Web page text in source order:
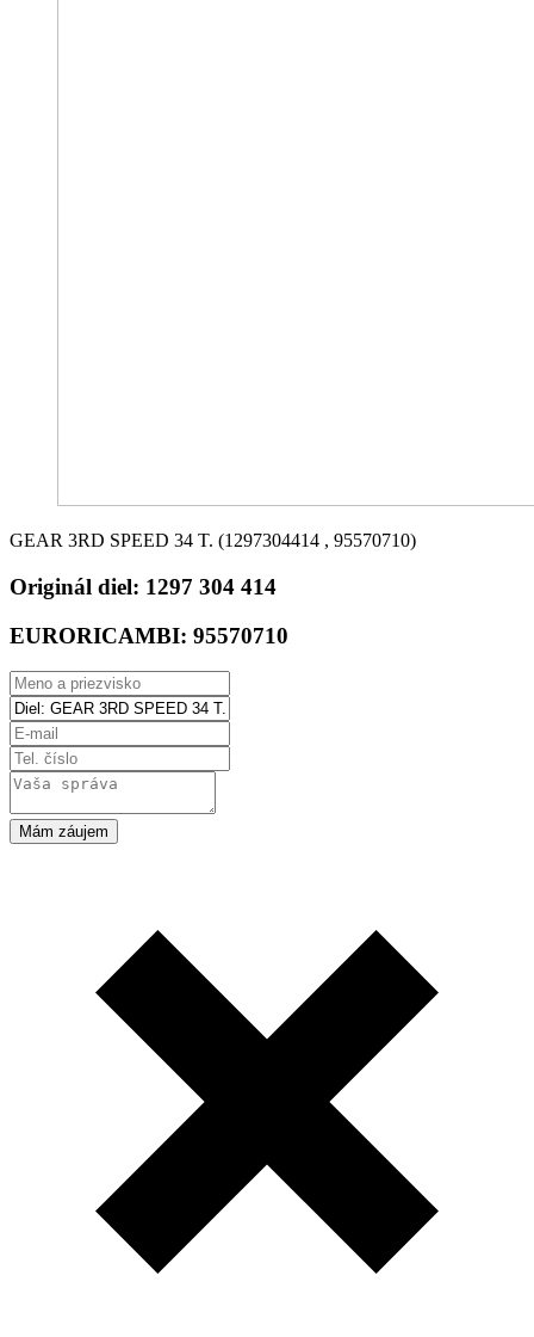
GEAR 3RD SPEED 34 T. (1297304414 , 95570710)
Originál diel: 1297 304 414
EURORICAMBI: 95570710
Mám záujem